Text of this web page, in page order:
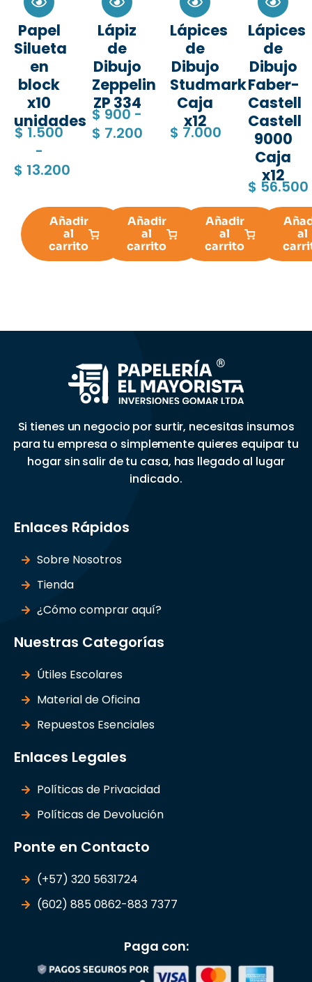
Papel
Silueta
en
block
x10
unidades
$1.500
-
$ 13.200
Añadir
al
carrito
Lápiz
de
Dibujo
Zeppelin
ZP 334
$900 -
$ 7.200
Añadir
al
carrito
Lápices
de
Dibujo
Studmark
Caja
x12
$ 7.000
Añadir
al
carrito
Lápices
de
Dibujo
Faber-
Castell
Castell
9000
Caja
x12
$ 56.500
al
Si tienes un negocio por surtir, necesitas insumos
para tu empresa o simplemente quieres equipar tu
hogar sin salir de tu casa, has llegado al lugar
indicado.
Enlaces Rápidos
Sobre Nosotros
Tienda
¿Cómo comprar aquí?
Nuestras Categorías
Útiles Escolares
Material de Oficina
Repuestos Esenciales
Enlaces Legales
Políticas de Privacidad
Políticas de Devolución
Ponte en Contacto
(+57) 320 5631724
(602) 885 0862-883 7377
Paga con: